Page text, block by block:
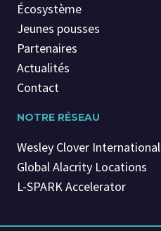
Écosystème
Jeunes pousses
Partenaires
Actualités
Contact
NOTRE RÉSEAU
Wesley Clover International
Global Alacrity Locations
L-SPARK Accelerator